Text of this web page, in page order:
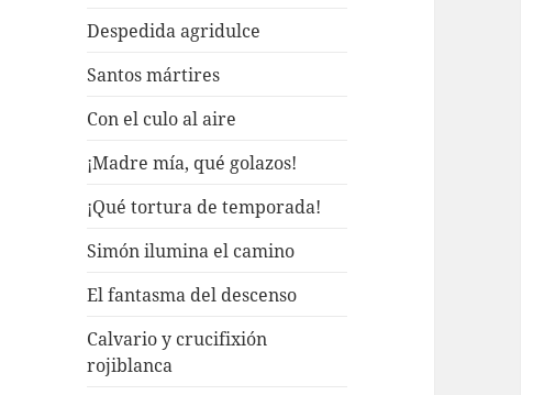
Despedida agridulce
Santos mártires
Con el culo al aire
¡Madre mía, qué golazos!
¡Qué tortura de temporada!
Simón ilumina el camino
El fantasma del descenso
Calvario y crucifixión
rojiblanca